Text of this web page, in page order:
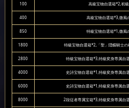
100 高級宝物自選箱*2,初
400 高級宝物自選箱*3,微風
850 特級宝物自選箱*1,微風
1800 特級宝物自選箱*2,「聖」隠蝶騎士
2800 特級宝物自選箱*3,特級変身専属自
4000 史詩宝物自選箱*1,特級変身専属自
6000 史詩宝物自選箱*1,特級変身専属自
8000 2段従者専属宝箱*3,特級変身専属自